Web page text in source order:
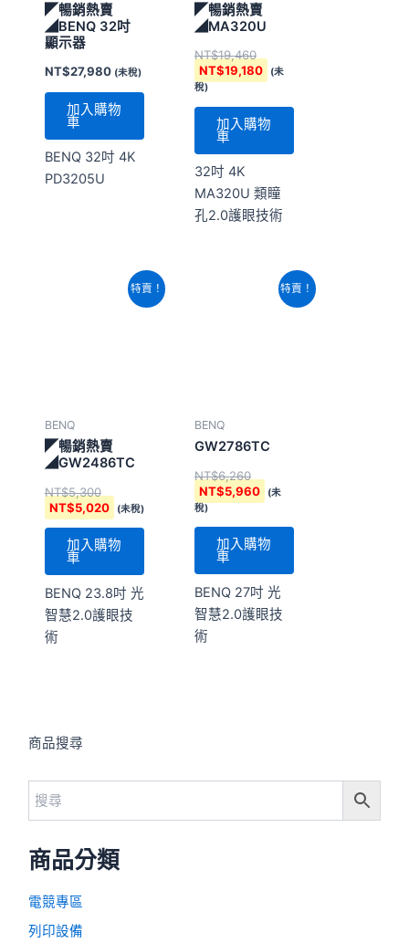
商品搜尋
商品分類
電競專區
列印設備
◤暢銷熱賣
◢BENQ 32吋
顯示器
NT$27,980 (未稅)
加入購物
車
BENQ 32吋 4K
PD3205U
◤暢銷熱賣
◢MA320U
NT$19,460
NT$19,180
(未
稅)
加入購物
車
32吋 4K
MA320U 類瞳
孔2.0護眼技術
特賣！
BENQ
◤暢銷熱賣
◢GW2486TC
NT$5,300
NT$5,020 (未稅)
加入購物
車
BENQ 23.8吋 光
智慧2.0護眼技
術
特賣！
BENQ
GW2786TC
NT$6,260
NT$5,960
(未
稅)
加入購物
車
BENQ 27吋 光
智慧2.0護眼技
術